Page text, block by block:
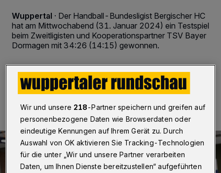
Wuppertal · Der Handball-Bundesligist Bergischer HC
hat am Mittwochabend (31. Januar 2024) ein Testspiel
beim Zweitligisten und Kooperationspartner TSV Bayer
Dormagen mit 34:26 (14:15) gewonnen.
31.01.2024 , 22:44 Uhr 2 Minuten Lesezeit
Wir und unsere 218-Partner speichern und greifen auf
personenbezogene Daten wie Browserdaten oder
eindeutige Kennungen auf Ihrem Gerät zu. Durch
Auswahl von OK aktivieren Sie Tracking-Technologien
für die unter „Wir und unsere Partner verarbeiten
Daten, um Ihnen Dienste bereitzustellen“ aufgeführten